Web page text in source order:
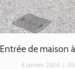
Entrée de maison
4 janvier 2024